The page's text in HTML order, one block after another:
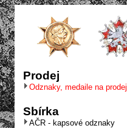
Prodej
Odznaky, medaile na prodej
Sbírka
AČR - kapsové odznaky